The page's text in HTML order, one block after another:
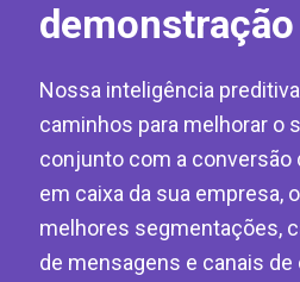
Nossa inteligência
caminhos para melhorar o
conjunto com a conversão
em caixa da sua empresa,
melhores segmentações,
de mensagens e canais